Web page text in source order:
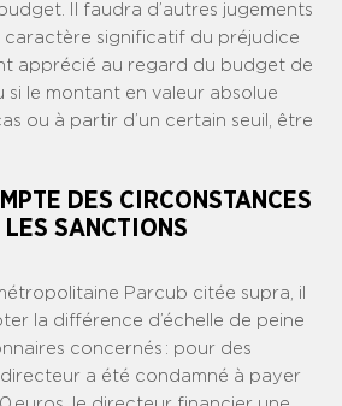
Il faudra d’autres jugements
caractère significatif du préjudice
apprécié au regard du budget de
si le montant en valeur absolue
ou à partir d’un certain seuil, être
DES CIRCONSTANCES
LES SANCTIONS
Parcub citée supra, il
la différence d’échelle de peine
concernés : pour des
directeur a été condamné à payer